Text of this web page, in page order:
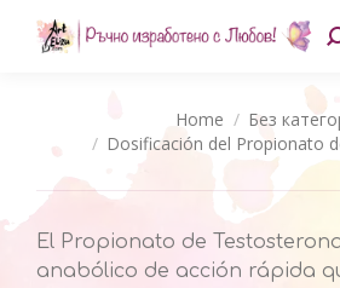
Home
Без
Dosificación del Propionato
El Propionato de
anabólico de acción rápida